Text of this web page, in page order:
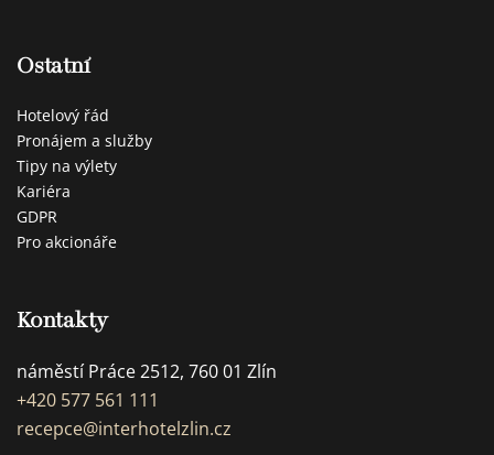
Ostatní
Hotelový řád
Pronájem a služby
Tipy na výlety
Kariéra
GDPR
Pro akcionáře
Kontakty
náměstí Práce 2512, 760 01 Zlín
+420 577 561 111
recepce@interhotelzlin.cz